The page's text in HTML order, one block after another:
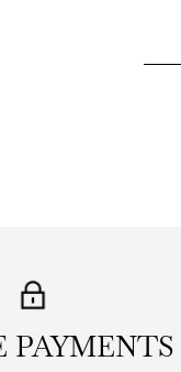
|
PAYMENTS